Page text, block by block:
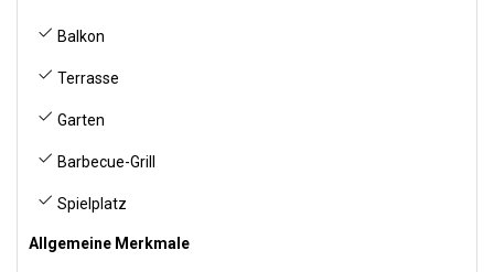
Balkon
Terrasse
Garten
Barbecue-Grill
Spielplatz
Allgemeine Merkmale